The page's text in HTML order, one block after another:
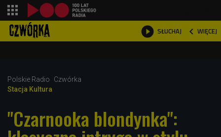
 SŁUCHAJ  WIĘCEJ

Polskie Radio
Czwórka
Stacja Kultura
"Czarnooka blondynka":